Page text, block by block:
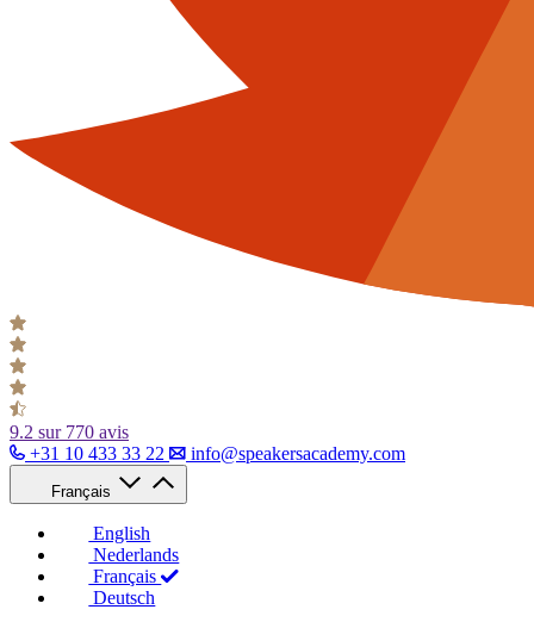
9.2 sur 770 avis
+31 10 433 33 22
info@speakersacademy.com
Français
English
Nederlands
Français
Deutsch